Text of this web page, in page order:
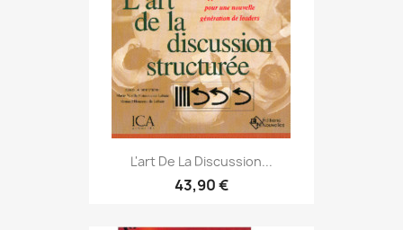
L'art De La Discussion...
43,90 €